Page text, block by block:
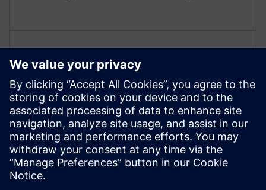
nézeteinek kezelése
Kezelje a DTC-adatok különböző nézeteit érdekelt felek
csoportonként — például szerviztechnikussal,
ügyféllel stb.